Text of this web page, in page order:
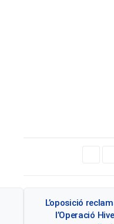
L’oposició
l’Operació